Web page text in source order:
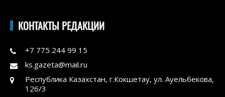
КОНТАКТЫ РЕДАКЦИИ
+7 775 244 99 15
ks.gazeta@mail.ru
Республика Казахстан, г.Кокшетау, ул. Ауельбекова,
126/3